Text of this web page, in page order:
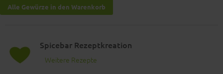
Alle Gewürze in den Warenkorb
Spicebar Rezeptkreation
Weitere Rezepte